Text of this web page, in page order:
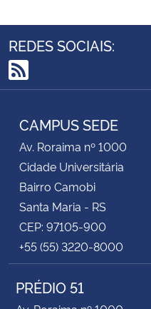
REDES SOCIAIS:
RSS
CAMPUS SEDE
Av. Roraima nº 1000
Cidade Universitária
Bairro Camobi
Santa Maria - RS
CEP: 97105-900
+55 (55) 3220-8000
PRÉDIO 51